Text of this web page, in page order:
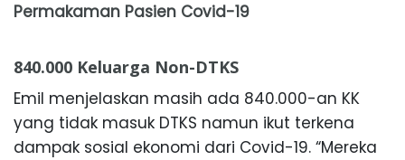
Permakaman Pasien Covid-19
840.000 Keluarga Non-DTKS
Emil menjelaskan masih ada 840.000-an KK
yang tidak masuk DTKS namun ikut terkena
dampak sosial ekonomi dari Covid-19. “Mereka